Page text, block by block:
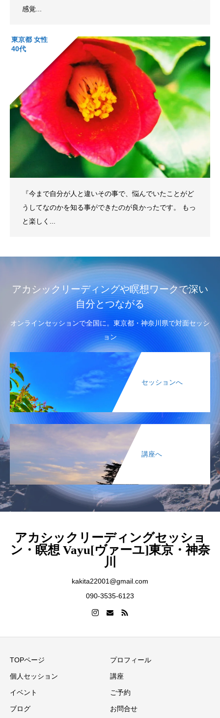
感覚...
東京都 女性
40代
『今まで自分が人と違いその事で、悩んでいたことがど
うしてなのかを知る事ができたのが良かったです。 もっ
と楽しく...
アカシックリーディングや瞑想ワークで深い
自分とつながる
オンラインセッションで全国に。東京都・神奈川県で対面セッシ
ョン
セッションへ
講座へ
アカシックリーディングセッショ
ン・瞑想 Vayu[ヴァーユ]東京・神奈
川
kakita22001@gmail.com
090-3535-6123
TOPページ プロフィール
個人セッション 講座
イベント ご予約
ブログ お問合せ